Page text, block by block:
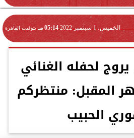
الخميس، 1 سبتمبر 2022 05:14 مـ بتوقيت القاهرة
لحفله الغنائي
المقبل: منتظركم
الحبيب